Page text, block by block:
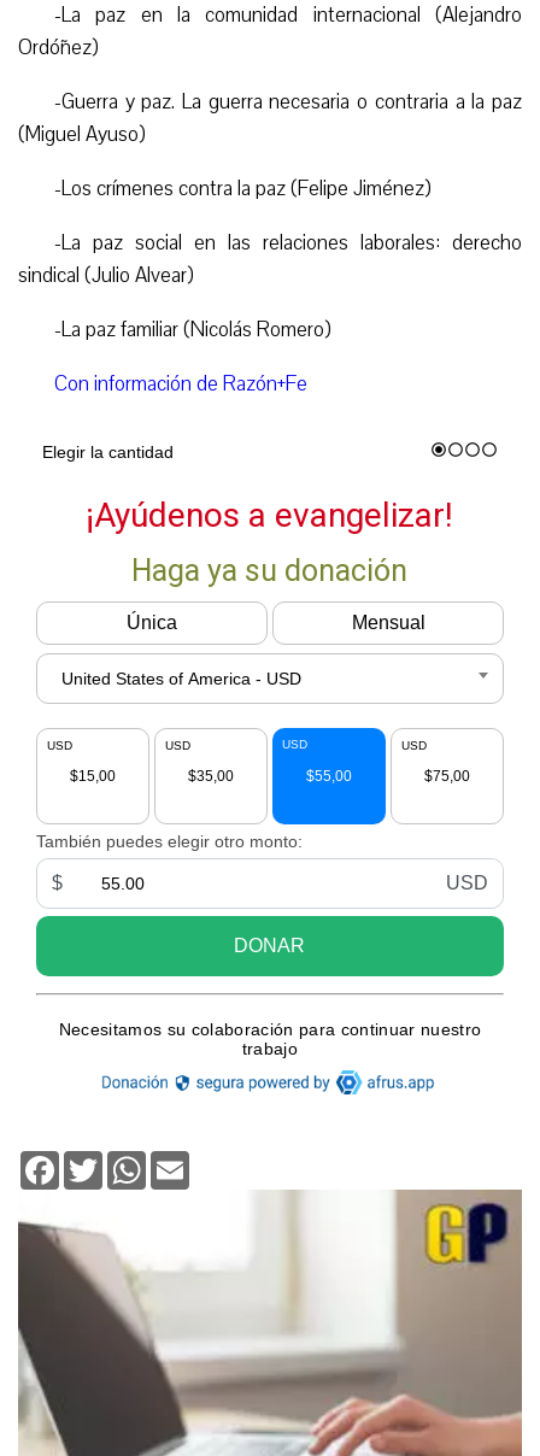
-La paz en la comunidad internacional (Alejandro
Ordóñez)
-Guerra y paz. La guerra necesaria o contraria a la paz
(Miguel Ayuso)
-Los crímenes contra la paz (Felipe Jiménez)
-La paz social en las relaciones laborales: derecho
sindical (Julio Alvear)
-La paz familiar (Nicolás Romero)
Con información de Razón+Fe
Facebook
TwitterWhatsApp